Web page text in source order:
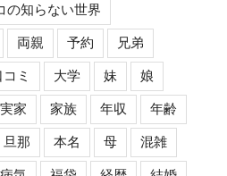
の知らない世界
両親 予約 兄弟
コミ 大学 妹 娘
実家 家族 年収 年齢
旦那 本名 母 混雑